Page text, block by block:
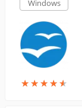
Windows
★★★★★
★★★★★